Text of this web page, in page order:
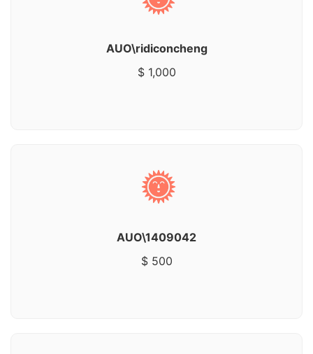
AUO\ridiconcheng
$ 1,000
AUO\1409042
$ 500